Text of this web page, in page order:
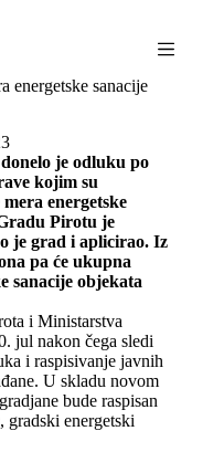
energetske sanacije
je odluku po
kojim su
energetske
Pirotu je
je grad i aplicirao. Iz
pa će ukupna
sanacije objekata
i Ministarstva
jul nakon čega sledi
i raspisivanje javnih
U skladu novom
bude raspisan
gradski energetski